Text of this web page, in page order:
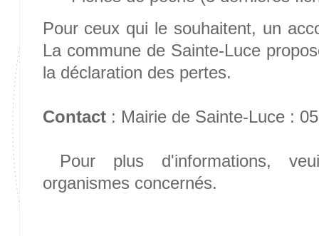
Pour ceux qui le souhaitent, un
La commune de Sainte-Luce
la déclaration des pertes.
Contact: Mairie de Sainte-Luce :
Pour plus d'informations,
organismes concernés.